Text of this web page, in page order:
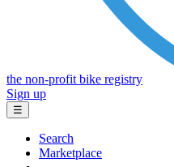
the non-profit bike registry
Sign up
☰
Search
Marketplace